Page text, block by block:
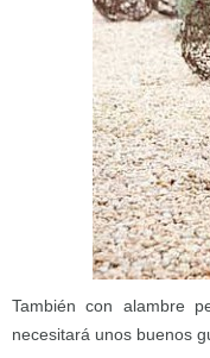
También con alambre
necesitará unos buenos